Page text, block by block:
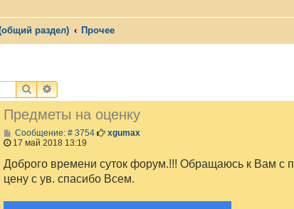
раздел) Прочее
ПОИСКРАСШИРЕННЫЙ ПОИСК
Предметы на оценку
Сообщение: # 3754С
б
щ
е
и
xgumax
17 май 2018 13:19
Доброго времени суток форум.!!! Обращаюсь к Вам с
цену с ув. спасибо Всем.